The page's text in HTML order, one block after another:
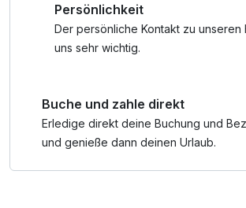
oder Verkostungen & Führungen
Der perfekte Mehrwert für Ihren Urlaub.
GenussCard ist das Freizeitprogramm
Persönlichkeit
Der persönliche Kontakt zu unseren
uns sehr wichtig.
Buche und zahle direkt
Erledige direkt deine Buchung und
und genieße dann deinen Urlaub.